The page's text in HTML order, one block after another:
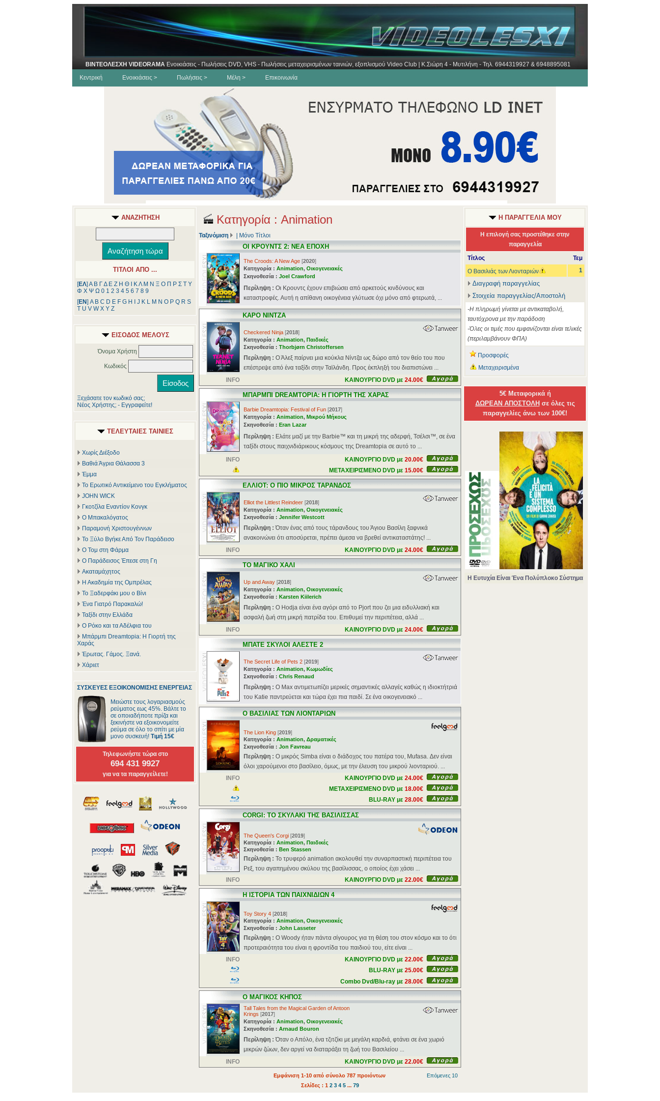
ΒΙΝΤΕΟΛΕΣΧΗ VIDEORAMA Ενοικιάσεις - Πωλήσεις DVD, VHS - Πωλήσεις μεταχειρισμένων ταινιών, εξοπλισμού Video Club | Κ.Σιώρη 4 - Μυτιλήνη - Τηλ. 6944319927 & 6948895081
Κεντρική
Ενοικιάσεις > Πωλήσεις > Μέλη > Επικοινωνία
ΑΝΑΖΗΤΗΣΗ
ΤΙΤΛΟΙ ΑΠΟ ...
[ΕΛ] Α Β ΓΔ Ε Ζ Η Θ ΚΛ Μ Ν Ξ Ο Π Ρ Σ Τ Υ
Φ Χ Ψ Ω 0 1 2 3 4 5 6 7 8 9
[ΕΝ] A B C D E F G H J K L M N O P Q R S
T U V W X Y Z
ΕΙΣΟΔΟΣ ΜΕΛΟΥΣ
Όνομα Χρήστη
Κωδικός
Ξεχάσατε τον κωδικό σας;
Νέος Χρήστης; - Εγγραφείτε!
ΤΕΛΕΥΤΑΙΕΣ ΤΑΙΝΙΕΣ
Χωρίς Διέξοδο
Βαθιά Άγρια Θάλασσα 3
Έμμα
Το Ερωτικό Αντικείμενο του Εγκλήματος
JOHN WICK
Γκοτζίλα Εναντίον Κονγκ
Ο Μπακαλόγατος
Παραμονή Χριστουγέννων
Το Ξύλο Βγήκε Από Τον Παράδεισο
Ο Τομ στη Φάρμα
Ο Παράδεισος Έπεσε στη Γη
Ακαταμάχητος
Η Ακαδημία της Ομπρέλας
Το Ξαδερφάκι μου ο Βίνι
Ένα Γιατρό Παρακαλώ!
Ταξίδι στην Ελλάδα
Ο Ρόκο και τα Αδέλφια του
Μπάρμπι Dreamtopia: Η Γιορτή της
Χαράς
Έρωτας. Γάμος. Ξανά.
Χάριετ
ΣΥΣΚΕΥΕΣ ΕΞΟΙΚΟΝΟΜΙΣΗΣ ΕΝΕΡΓΕΙΑΣ
Μειώστε τους λογαριασμούς
ρεύματος εως 45%. Βάλτε το
σε οποιαδήποτε πρίζα και
ξεκινήστε να εξοικονομείτε
ρεύμα σε όλο το σπίτι με μία
μονο συσκευή! Τιμή 15€
Τηλεφωνήστε τώρα στο
694 431 9927
για να τα παραγγείλετε!
Κατηγορία : Animation
Ταξινόμιση Μόνο Τίτλοι
ΟΙ ΚΡΟΥΝΤΣ 2: ΝΕΑ ΕΠΟΧΗ
The Croods: A New Age [2020]
Κατηγορία : Animation, Οικογενειακές
Σκηνοθεσία : Joel Crawford
Περίληψη : Οι Κρουντς έχουν επιβιώσει από αρκετούς κινδύνους και
καταστροφές. Αυτή η απίθανη οικογένεια γλύτωσε όχι μόνο από φτερωτά, ...
ΚΑΡΟ ΝΙΝΤΖΑ
Checkered Ninja [2018]
Κατηγορία : Animation, Παιδικές
Σκηνοθεσία : Thorbjørn Christoffersen
Περίληψη : Ο Άλεξ παίρνει μια κούκλα Νίντζα ως δώρο από τον θείο του που
επέστρεψε από ένα ταξίδι στην Ταϊλάνδη. Προς έκπληξή του διαπιστώνει ...
INFO
ΚΑΙΝΟΥΡΓΙΟ DVD με 24.00€
ΜΠΑΡΜΠΙ DREAMTOPIA: Η ΓΙΟΡΤΗ ΤΗΣ ΧΑΡΑΣ
Barbie Dreamtopia: Festival of Fun [2017]
Κατηγορία : Animation, Μικρού Μήκους
Σκηνοθεσία : Eran Lazar
Περίληψη : Ελάτε μαζί με την Barbie™ και τη μικρή της αδερφή, Τσέλσι™, σε ένα
ταξίδι στους παιχνιδιάρικους κόσμους της Dreamtopia σε αυτό το ...
INFO
ΚΑΙΝΟΥΡΓΙΟ DVD με 20.00€
ΜΕΤΑΧΕΙΡΙΣΜΕΝΟ DVD με 15.00€
ΕΛΛΙΟΤ: Ο ΠΙΟ ΜΙΚΡΟΣ ΤΑΡΑΝΔΟΣ
Elliot the Littlest Reindeer [2018]
Κατηγορία : Animation, Οικογενειακές
Σκηνοθεσία : Jennifer Westcott
Περίληψη :Όταν ένας από τους τάρανδους του Άγιου Βασίλη ξαφνικά
ανακοινώνει ότι αποσύρεται, πρέπει άμεσα να βρεθεί αντικαταστάτης! ...
INFO
ΚΑΙΝΟΥΡΓΙΟ DVD με 24.00€
ΤΟ ΜΑΓΙΚΟ ΧΑΛΙ
Up and Away [2018]
Κατηγορία : Animation, Οικογενειακές
Σκηνοθεσία : Karsten Kiilerich
Περίληψη : Ο Hodja είναι ένα αγόρι από το Pjort που ζει μια ειδυλλιακή και
ασφαλή ζωή στη μικρή πατρίδα του. Επιθυμεί την περιπέτεια, αλλά ...
INFO
ΚΑΙΝΟΥΡΓΙΟ DVD με 24.00€
ΜΠΑΤΕ ΣΚΥΛΟΙ ΑΛΕΣΤΕ 2
The Secret Life of Pets 2 [2019]
Κατηγορία : Animation, Κωμωδίες
Σκηνοθεσία : Chris Renaud
Περίληψη : Ο Max αντιμετωπίζει μερικές σημαντικές αλλαγές καθώς η ιδιοκτήτριά
του Katie παντρεύεται και τώρα έχει πια παιδί. Σε ένα οικογενειακό ...
Ο ΒΑΣΙΛΙΑΣ ΤΩΝ ΛΙΟΝΤΑΡΙΩΝ
The Lion King [2019]
Κατηγορία : Animation, Δραματικές
Σκηνοθεσία : Jon Favreau
Περίληψη : Ο μικρός Simba είναι ο διάδοχος του πατέρα του, Mufasa. Δεν είναι
όλοι χαρούμενοι στο βασίλειο, όμως, με την έλευση του μικρού λιονταριού. ...
INFO
ΚΑΙΝΟΥΡΓΙΟ DVD με 24.00€
ΜΕΤΑΧΕΙΡΙΣΜΕΝΟ DVD με 18.00€
BLU-RAY με 28.00€
CORGI: ΤΟ ΣΚΥΛΑΚΙ ΤΗΣ ΒΑΣΙΛΙΣΣΑΣ
The Queen's Corgi [2019]
Κατηγορία : Animation, Παιδικές
Σκηνοθεσία : Ben Stassen
Περίληψη : Το τρυφερό animation ακολουθεί την συναρπαστική περιπέτεια του
Ρεξ, του αγαπημένου σκύλου της βασίλισσας, ο οποίος έχει χάσει ...
INFO
ΚΑΙΝΟΥΡΓΙΟ DVD με 22.00€
Η ΙΣΤΟΡΙΑ ΤΩΝ ΠΑΙΧΝΙΔΙΩΝ 4
Toy Story 4 [2018]
Κατηγορία : Animation, Οικογενειακές
Σκηνοθεσία : John Lasseter
Περίληψη : Ο Woody ήταν πάντα σίγουρος για τη θέση του στον κόσμο και το ότι
προτεραιότητα του είναι η φροντίδα του παιδιού του, είτε είναι ...
INFO
ΚΑΙΝΟΥΡΓΙΟ DVD με 22.00€
BLU-RAY με 25.00€
Combo Dvd/Blu-ray με 28.00€
Ο ΜΑΓΙΚΟΣ ΚΗΠΟΣ
Tall Tales from the Magical Garden of Antoon
Krings [2017]
Κατηγορία : Animation, Οικογενειακές
Σκηνοθεσία : Arnaud Bouron
Περίληψη :Όταν ο Απόλο, ένα τζιτζίκι με μεγάλη καρδιά, φτάνει σε ένα χωριό
μικρών ζώων, δεν αργεί να διαταράξει τη ζωή του Βασιλείου ...
INFO
ΚΑΙΝΟΥΡΓΙΟ DVD με 22.00€
Εμφάνιση 1-10 από σύνολο 787 προιόντων
Επόμενες 10
Σελίδες : 1 2 3 4 5 ... 79
Η ΠΑΡΑΓΓΕΛΙΑ ΜΟΥ
Η επιλογή σας προστέθηκε στην
παραγγελία
Τίτλος
Τεμ
Ο Βασιλιάς των Λιονταριών
1
Διαγραφή παραγγελίας
Στοιχεία παραγγελίας/Αποστολή
-Η πληρωμή γίνεται με αντικαταβολή,
ταυτόχρονα με την παράδοση
-Όλες οι τιμές που εμφανίζονται είναι τελικές
(περιλαμβάνουν ΦΠΑ)
Προσφορές
Μεταχειρισμένα
5€ Μεταφορικά ή
ΔΩΡΕΑΝ ΑΠΟΣΤΟΛΗ σε όλες τις
παραγγελίες άνω των 100€!
Η Ευτυχία Είναι Ένα Πολύπλοκο Σύστημα